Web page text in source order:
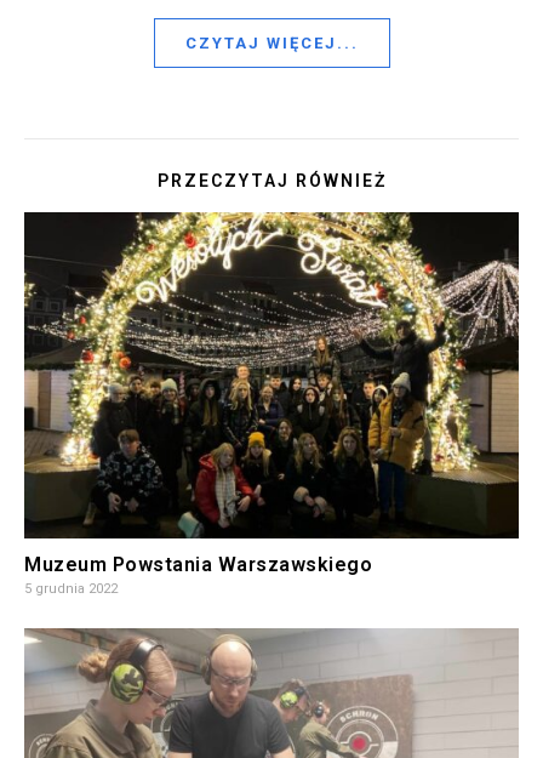
CZYTAJ WIĘCEJ...
PRZECZYTAJ RÓWNIEŻ
Muzeum Powstania Warszawskiego
5 grudnia 2022